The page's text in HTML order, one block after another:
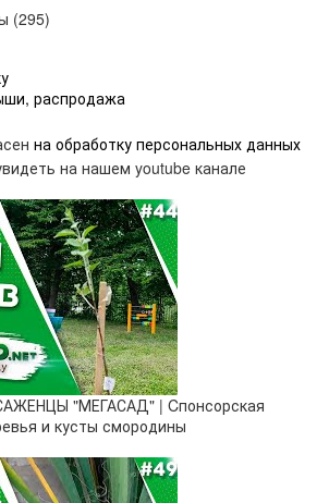
(295)
распродажа
на обработку персональных данных
на нашем youtube канале
"МЕГАСАД" | Cпонсорская
и кусты смородины